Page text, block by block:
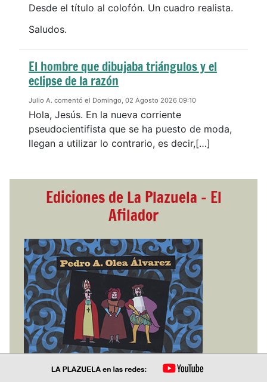
Desde el título al colofón. Un cuadro realista.
Saludos.
El hombre que dibujaba triángulos y el
eclipse de la razón
Julio A. comentó el Domingo, 02 Agosto 2026 09:10
Hola, Jesús. En la nueva corriente
pseudocientifista que se ha puesto de moda,
llegan a utilizar lo contrario, es decir,[…]
Ediciones de La Plazuela - El
Afilador